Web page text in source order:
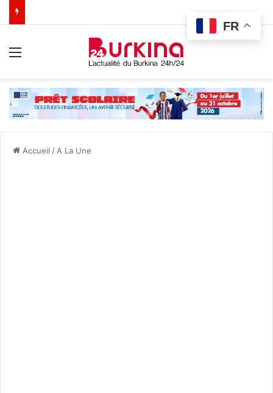
Accueil / A La Une
FR